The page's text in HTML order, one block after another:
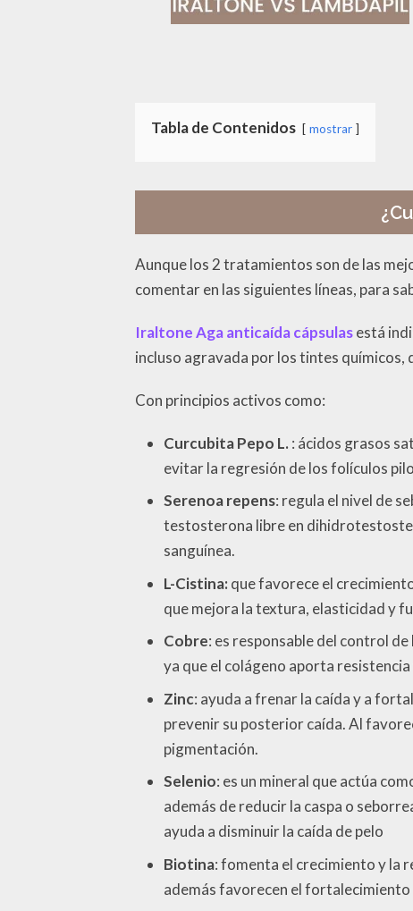
Tabla de Contenidos mostrar
Aunque los 2 tratamientos son de las
comentar en las siguientes líneas, para
Iraltone Aga anticaída cápsulasestá
incluso agravada por los tintes químicos,
Con principios activos como:
Curcubita Pepo L. : ácidos grasos
evitar la regresión de los folículos
Serenoa repens: regula el nivel de
testosterona libre en
sanguínea.
L-Cistina: que favorece el
que mejora la textura, elasticidad y
Cobre: es responsable del control
ya que el colágeno aporta
Zinc: ayuda a frenar la caída y a
prevenir su posterior caída. Al
pigmentación.
Selenio: es un mineral que actúa
además de reducir la caspa o
ayuda a disminuir la caída de pelo
Biotina: fomenta el crecimiento y la
además favorecen el